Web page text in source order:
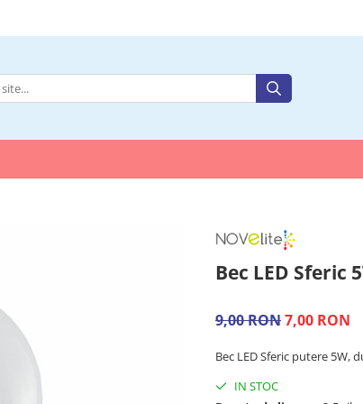
Bec LED Sferic
9,00 RON7,00 RON
Bec LED Sferic putere 5W,
IN STOC